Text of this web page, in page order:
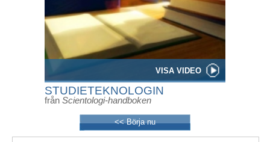
VISA VIDEO
STUDIETEKNOLOGIN
från Scientologi-handboken
<< Börja nu